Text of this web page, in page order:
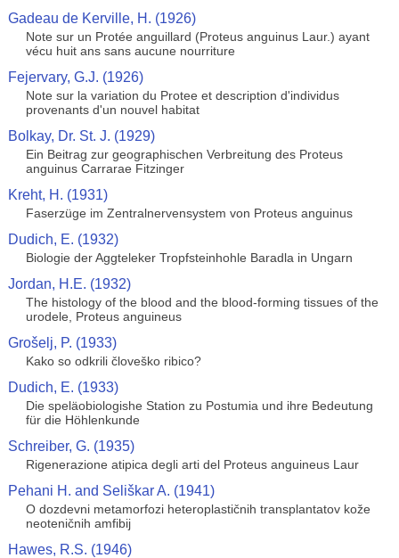
Gadeau de Kerville, H. (1926)
Note sur un Protée anguillard (Proteus anguinus Laur.) ayant
vécu huit ans sans aucune nourriture
Fejervary, G.J. (1926)
Note sur la variation du Protee et description d'individus
provenants d'un nouvel habitat
Bolkay, Dr. St. J. (1929)
Ein Beitrag zur geographischen Verbreitung des Proteus
anguinus Carrarae Fitzinger
Kreht, H. (1931)
Faserzüge im Zentralnervensystem von Proteus anguinus
Dudich, E. (1932)
Biologie der Aggteleker Tropfsteinhohle Baradla in Ungarn
Jordan, H.E. (1932)
The histology of the blood and the blood-forming tissues of the
urodele, Proteus anguineus
Grošelj, P. (1933)
Kako so odkrili človeško ribico?
Dudich, E. (1933)
Die speläobiologishe Station zu Postumia und ihre Bedeutung
für die Höhlenkunde
Schreiber, G. (1935)
Rigenerazione atipica degli arti del Proteus anguineus Laur
Pehani H. and Seliškar A. (1941)
O dozdevni metamorfozi heteroplastičnih transplantatov kože
neoteničnih amfibij
Hawes, R.S. (1946)